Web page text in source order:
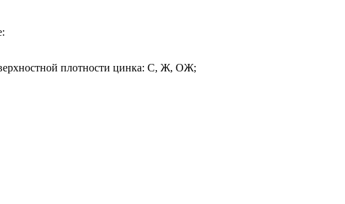
плотности цинка: С, Ж, ОЖ;